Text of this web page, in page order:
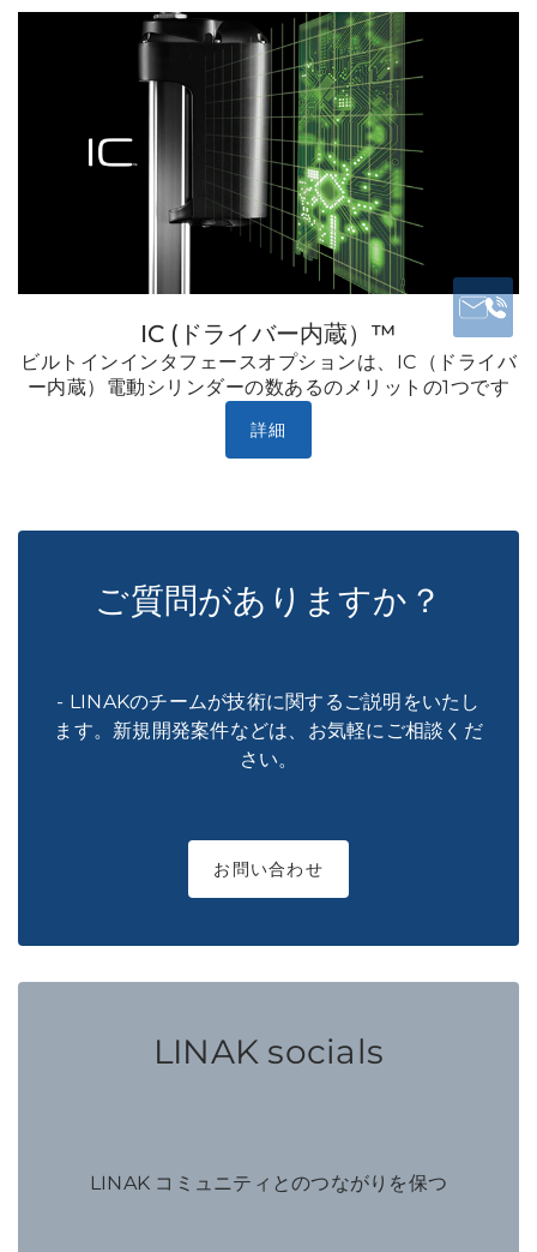
IC (ドライバー内蔵）™
ビルトインインタフェースオプションは、IC（ドライバ
ー内蔵）電動シリンダーの数あるのメリットの1つです
詳細
ご質問がありますか？
- LINAKのチームが技術に関するご説明をいたし
ます。新規開発案件などは、お気軽にご相談くだ
さい。
お問い合わせ
LINAK socials
LINAK コミュニティとのつながりを保つ